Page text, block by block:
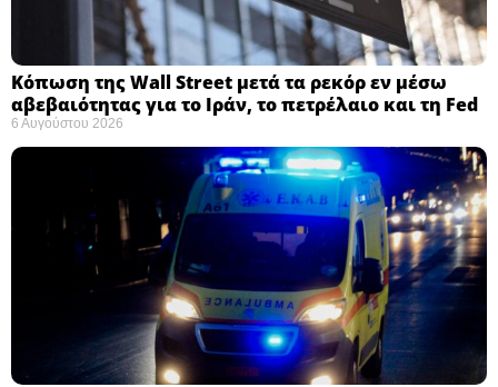
Κόπωση της Wall Street μετά τα ρεκόρ εν μέσω
αβεβαιότητας για το Ιράν, το πετρέλαιο και τη Fed
6 Αυγούστου 2026